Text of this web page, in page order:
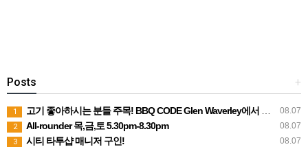
+
Posts
08.07
1 고기 좋아하시는 분들 주목! BBQ CODE Glen Waverley에서 함께해요
08.07
2 All-rounder 목,금,토 5.30pm-8.30pm
08.07
3 시티 타투샵 매니저 구인!